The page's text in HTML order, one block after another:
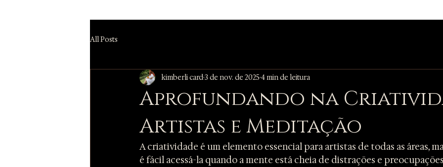
All Posts
Aprofundando na
Artistas e Meditação
kimberli card3 de nov. de 20254 min de leitura
A criatividade é um elemento essencial para artistas de todas as áreas,
é fácil acessá-la quando a mente está cheia de distrações e